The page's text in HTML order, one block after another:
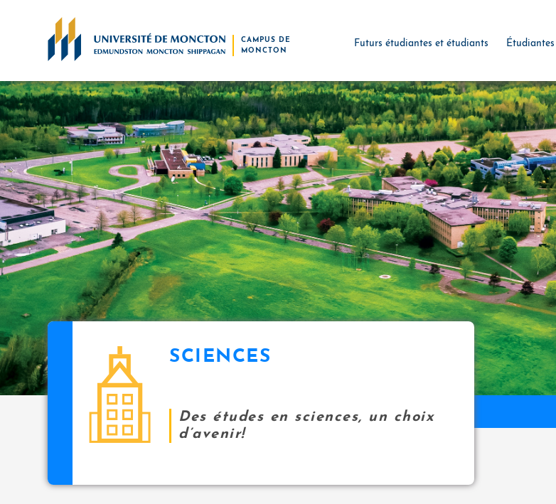
CAMPUS DE
MONCTON
Futurs étudiantes et étudiants
SCIENCES
Des études en sciences, un choix
d’avenir!